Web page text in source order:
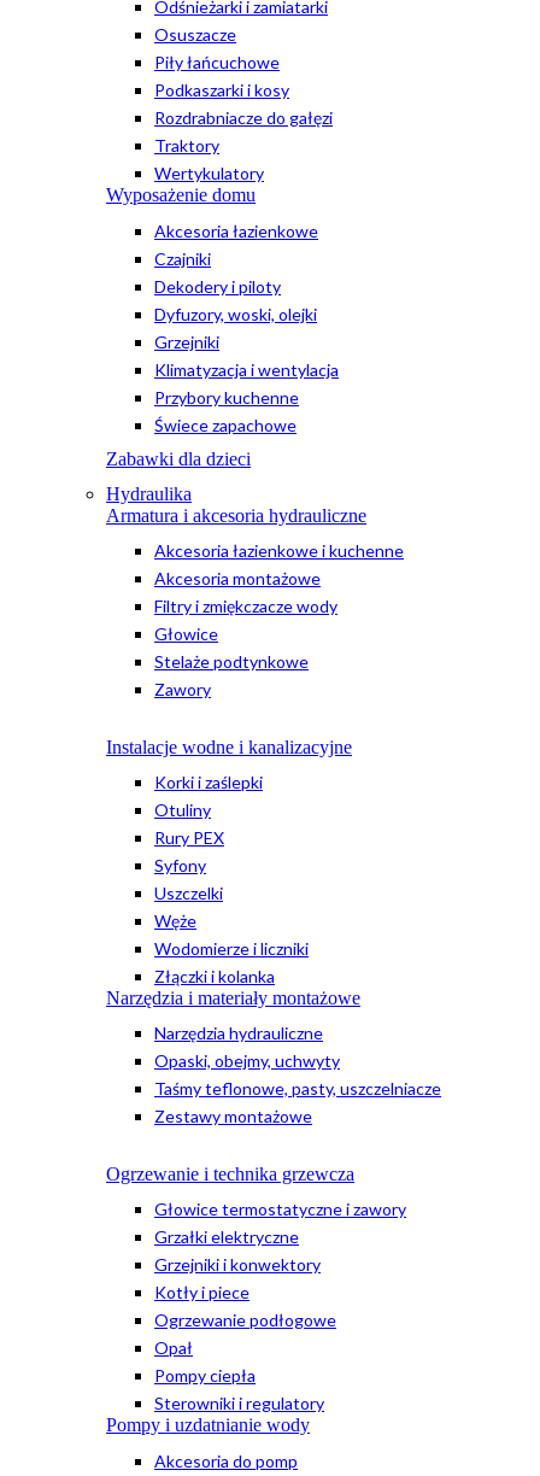
Odśnieżarki i zamiatarki
Osuszacze
Piły łańcuchowe
Podkaszarki i kosy
Rozdrabniacze do gałęzi
Traktory
Wertykulatory
Wyposażenie domu
Akcesoria łazienkowe
Czajniki
Dekodery i piloty
Dyfuzory, woski, olejki
Grzejniki
Klimatyzacja i wentylacja
Przybory kuchenne
Świece zapachowe
Zabawki dla dzieci
Hydraulika
Armatura i akcesoria hydrauliczne
Akcesoria łazienkowe i kuchenne
Akcesoria montażowe
Filtry i zmiękczacze wody
Głowice
Stelaże podtynkowe
Zawory
Instalacje wodne i kanalizacyjne
Korki i zaślepki
Otuliny
Rury PEX
Syfony
Uszczelki
Węże
Wodomierze i liczniki
Złączki i kolanka
Narzędzia i materiały montażowe
Narzędzia hydrauliczne
Opaski, obejmy, uchwyty
Taśmy teflonowe, pasty, uszczelniacze
Zestawy montażowe
Ogrzewanie i technika grzewcza
Głowice termostatyczne i zawory
Grzałki elektryczne
Grzejniki i konwektory
Kotły i piece
Ogrzewanie podłogowe
Opał
Pompy ciepła
Sterowniki i regulatory
Pompy i uzdatnianie wody
Akcesoria do pomp